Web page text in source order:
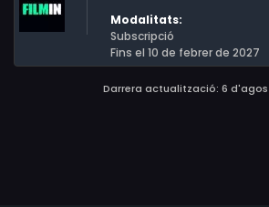
amb Lena Dunham) també ofereix
vibrant de la vida i la nit a Tel Aviv. La
d'oblidar al seu ex, no aconsegueix
se i no pot deixar d'anar-se'n al llit
Modalitats:
Subscripció
Fins el 10 de febrer de 2027
Darrera actualització: 6